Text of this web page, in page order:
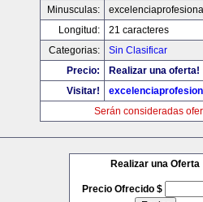
Minusculas:
Longitud:
21 caracteres
Categorias:
Sin Clasificar
Precio:
Realizar una oferta!
Visitar!
Serán consideradas
Realizar una Oferta
Precio Ofrecido $